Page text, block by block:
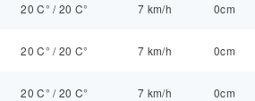
20 C° /20 C° 7 km/h 0cm
20 C° /20 C° 7 km/h 0cm
20 C° /20 C° 7 km/h 0cm